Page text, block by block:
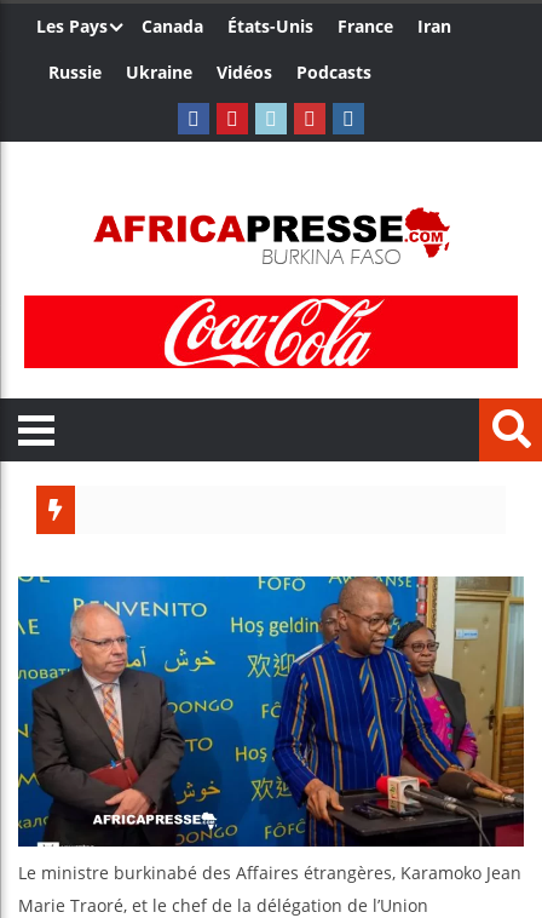
Les Pays Canada États-Unis France
Iran
Russie
Ukraine Vidéos Podcasts
Guinée
Réforme
Bénin :
Le ministre burkinabé des Affaires étrangères, Karamoko Jean
Marie Traoré, et le chef de la délégation de l’Union